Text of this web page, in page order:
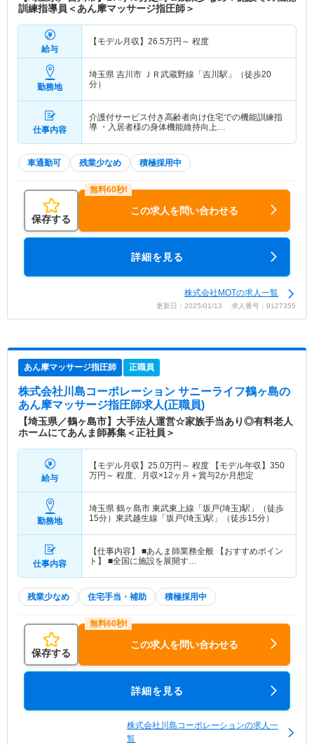
訓練指導員＜あん摩マッサージ指圧師＞
給与
【モデル月収】 26.5万円～ 程度
勤務地
埼玉県 吉川市 ＪＲ武蔵野線「吉川駅」（徒歩20
分）
仕事内容
介護付サービス付き高齢者向け住宅での機能訓練指
導 ・入居者様の身体機能維持向上…
車通勤可 残業少なめ 積極採用中
保存する
この求人を問い合わせる
詳細を見る
株式会社MOTの求人一覧
更新日：2025/01/13 求人番号：9127355
あん摩マッサージ指圧師 正職員
株式会社川島コーポレーション サニーライフ鶴ヶ島の
あん摩マッサージ指圧師求人(正職員)
【埼玉県／鶴ヶ島市】大手法人運営☆家族手当あり◎有料老人
ホームにてあんま師募集＜正社員＞
給与
【モデル月収】 25.0万円～ 程度 【モデル年収】 350
万円～ 程度、月収×12ヶ月＋賞与2か月想定
勤務地
埼玉県 鶴ヶ島市 東武東上線「坂戸(埼玉)駅」（徒歩
15分）東武越生線「坂戸(埼玉)駅」（徒歩15分）
仕事内容
【仕事内容】 ■あんま師業務全般 【おすすめポイン
ト】 ■全国に施設を展開す…
残業少なめ 住宅手当・補助 積極採用中
保存する
この求人を問い合わせる
詳細を見る
株式会社川島コーポレーションの求人一
覧